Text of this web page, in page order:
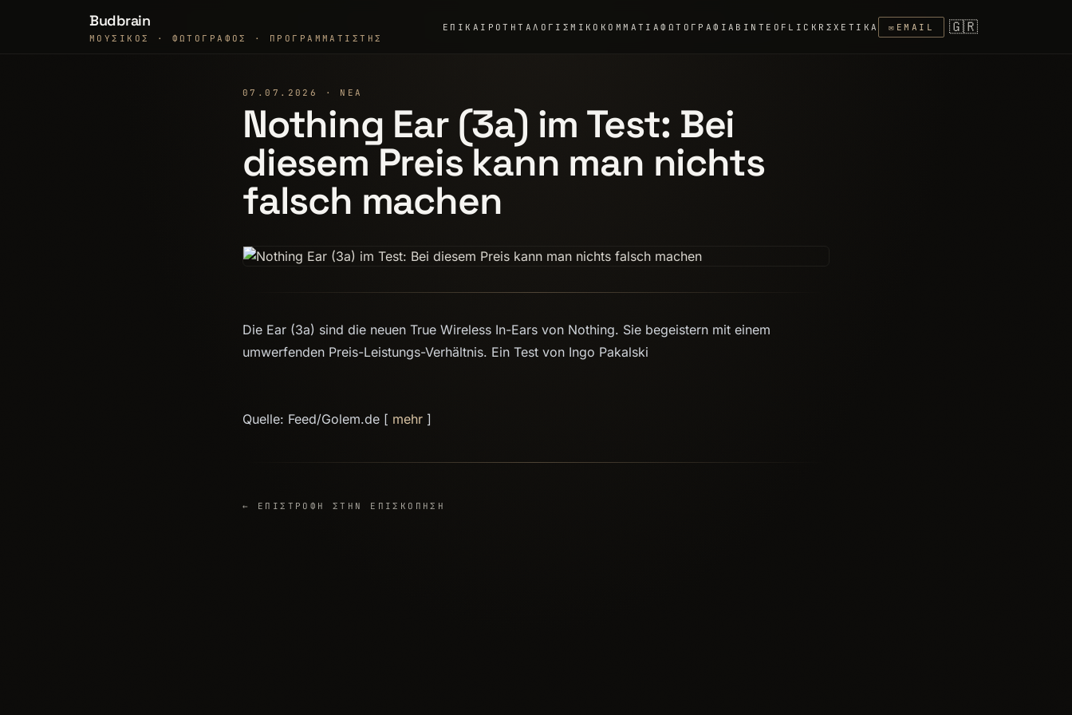
Budbrain
ΜΟΥΣΙΚΌΣ · ΦΩΤΟΓΡΆΦΟΣ · ΠΡΟΓΡΑΜΜΑΤΙΣΤΉΣ
ΕΠΙΚΑΙΡΌΤΗΤΑ ΛΟΓΙΣΜΙΚΌ ΚΟΜΜΆΤΙΑΦΩΤΟΓΡΑΦΊΑ ΒΊΝΤΕΟ FLICKR ΣΧΕΤΙΚΆ ✉ EMAIL 🇬🇷
07.07.2026 · ΝΈΑ
Nothing Ear (3a) im Test: Bei
diesem Preis kann man nichts
falsch machen
Die Ear (3a) sind die neuen True Wireless In-Ears von Nothing. Sie begeistern mit einem
umwerfenden Preis-Leistungs-Verhältnis. Ein Test von Ingo Pakalski
Quelle: Feed/Golem.de [ mehr ]
← ΕΠΙΣΤΡΟΦΉ ΣΤΗΝ ΕΠΙΣΚΌΠΗΣΗ